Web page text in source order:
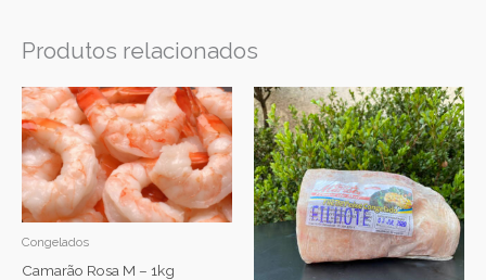
Produtos relacionados
Congelados
Camarão Rosa M – 1kg